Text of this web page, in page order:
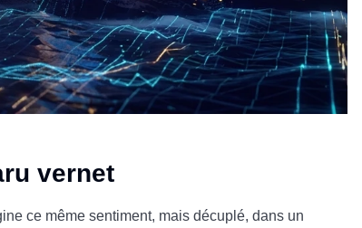
vernet
ce même sentiment, mais décuplé, dans un